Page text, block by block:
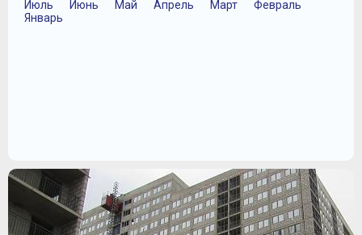
Июль
Июнь Май Апрель Март
Февраль
Январь